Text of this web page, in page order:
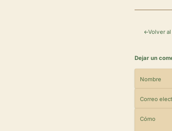
Volver
Dejar un